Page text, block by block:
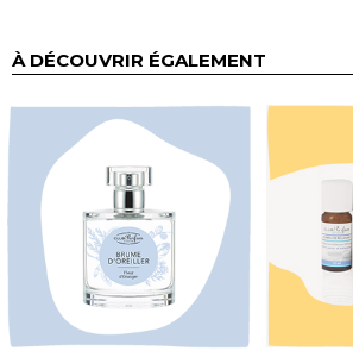
À DÉCOUVRIR ÉGALEMENT